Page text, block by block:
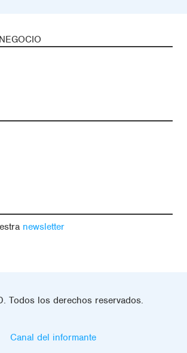
newsletter
Todos los derechos reservados.
Canal del informante